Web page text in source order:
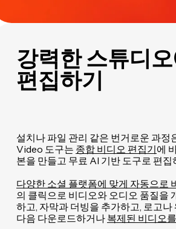
강력한 스튜디
편집하기
설치나 파일 관리 같은 번거로운 과
Video 도구는 종합 비디오 편집기에
본을 만들고 무료 AI 기반 도구로 편집
다양한 소셜 플랫폼에 맞게 자동으로
의 클릭으로 비디오와 오디오 품질을
하고, 자막과 더빙을 추가하고, 로고
다음 다운로드하거나 복제된 비디오